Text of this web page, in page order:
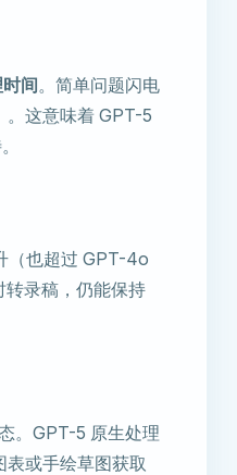
间。简单问题闪电
。这意味着 GPT-5
（也超过 GPT-4o
转录稿，仍能保持
。GPT-5 原生处理
表或手绘草图获取